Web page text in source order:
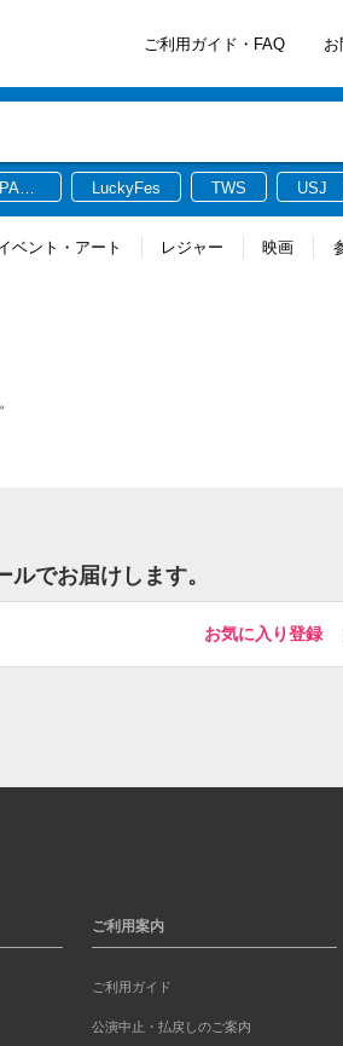
ご利用ガイド・FAQ
LuckyFes TWS USJ
ベント・アート レジャー 映画
でお届けします。
お気に入り登録
ご利用案内
ご利用ガイド
公演中止・払戻しのご案内